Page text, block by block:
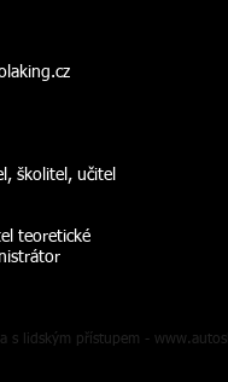
školitel, učitel
teoretické
s lidským přístupem -